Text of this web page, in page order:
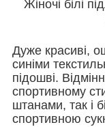
Жіночі білі
Дуже красиві,
синіми
підошві.
спортивному
штанами, так і
спортивною